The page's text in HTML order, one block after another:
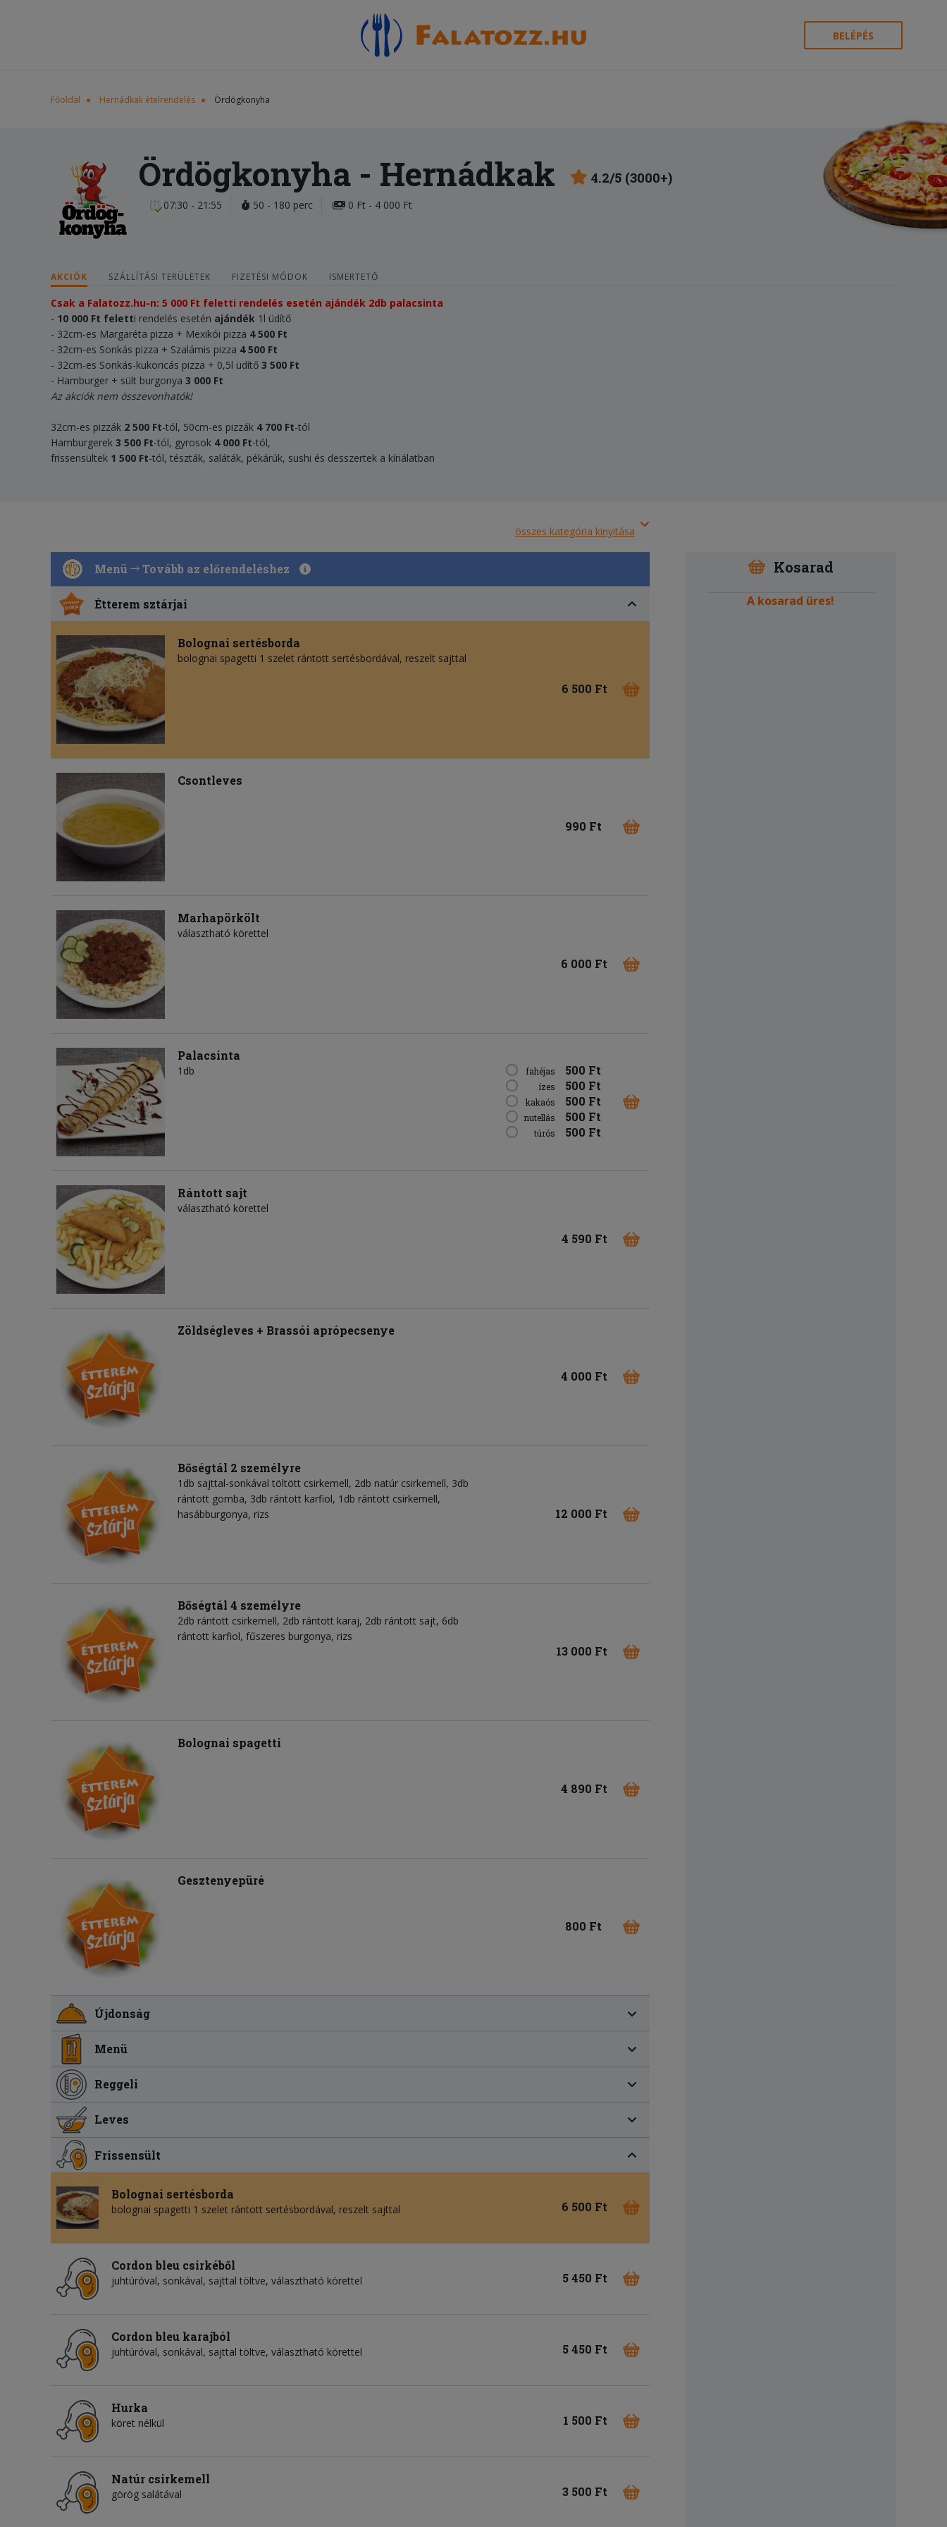
BELÉPÉS
Főoldal Hernádkak ételrendelés Ördögkonyha
Ördögkonyha - Hernádkak 4.2/5 (3000+)
07:30 - 21:55 50 - 180 perc 0 Ft - 4 000 Ft
AKCIÓK SZÁLLÍTÁSI TERÜLETEK FIZETÉSI MÓDOK ISMERTETŐ
Csak a Falatozz.hu-n: 5 000 Ft feletti rendelés esetén ajándék 2db palacsinta
- 10 000 Ft feletti rendelés esetén ajándék 1l üdítő
- 32cm-es Margaréta pizza + Mexikói pizza 4 500 Ft
- 32cm-es Sonkás pizza + Szalámis pizza 4 500 Ft
- 32cm-es Sonkás-kukoricás pizza + 0,5l üdítő 3 500 Ft
- Hamburger + sült burgonya 3 000 Ft
Az akciók nem összevonhatók!
32cm-es pizzák 2 500 Ft-tól, 50cm-es pizzák 4 700 Ft-tól
Hamburgerek 3 500 Ft-tól, gyrosok 4 000 Ft-tól,
frissensültek 1 500 Ft-tól, tészták, saláták, pékárúk, sushi és desszertek a kínálatban
összes kategória kinyitása
Menü Tovább az előrendeléshez
Étterem sztárjai
Bolognai sertésborda
bolognai spagetti 1 szelet rántott sertésbordával, reszelt sajttal
6 500 Ft
Csontleves
990 Ft
Marhapörkölt
választható körettel
6 000 Ft
Palacsinta
1db fahéjas 500 Ft
ízes 500 Ft
kakaós 500 Ft
nutellás 500 Ft
túrós 500 Ft
Rántott sajt
választható körettel
4 590 Ft
Zöldségleves + Brassói aprópecsenye
4 000 Ft
Bőségtál 2 személyre
1db sajttal-sonkával töltött csirkemell, 2db natúr csirkemell, 3db
rántott gomba, 3db rántott karfiol, 1db rántott csirkemell,
hasábburgonya, rizs
12 000 Ft
Bőségtál 4 személyre
2db rántott csirkemell, 2db rántott karaj, 2db rántott sajt, 6db
rántott karfiol, fűszeres burgonya, rizs
13 000 Ft
Bolognai spagetti
4 890 Ft
Gesztenyepüré
800 Ft
Újdonság
Menü
Reggeli
Leves
Frissensült
Bolognai sertésborda
bolognai spagetti 1 szelet rántott sertésbordával, reszelt sajttal 6 500 Ft
Cordon bleu csirkéből
juhtúróval, sonkával, sajttal töltve, választható körettel 5 450 Ft
Cordon bleu karajból
juhtúróval, sonkával, sajttal töltve, választható körettel 5 450 Ft
Hurka
köret nélkül 1 500 Ft
Natúr csirkemell
görög salátával 3 500 Ft
Kosarad
A kosarad üres!